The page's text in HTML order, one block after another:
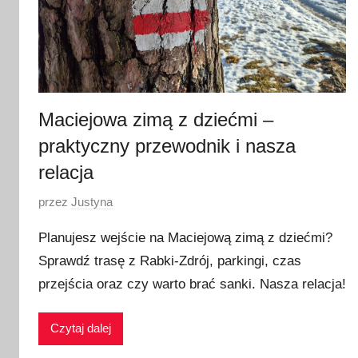
Maciejowa zimą z dziećmi –
praktyczny przewodnik i nasza
relacja
O
u
b
l
o
przez Justyna
Planujesz wejście na Maciejową zimą z dziećmi?
Sprawdź trasę z Rabki-Zdrój, parkingi, czas
przejścia oraz czy warto brać sanki. Nasza relacja!
Czytaj dalej